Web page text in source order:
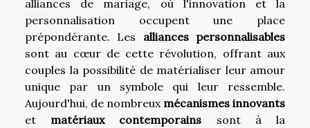
alliances de mariage, où l'innovation et la
personnalisation occupent une place
prépondérante. Les alliances personnalisables
sont au cœur de cette révolution, offrant aux
couples la possibilité de matérialiser leur amour
unique par un symbole qui leur ressemble.
Aujourd'hui, de nombreux mécanismes innovants
et matériaux contemporains sont à la